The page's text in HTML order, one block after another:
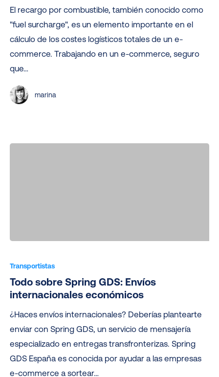
combustible?
El recargo por combustible, también conocido como
"fuel surcharge", es un elemento importante en el
cálculo de los costes logísticos totales de un e-
commerce. Trabajando en un e-commerce, seguro
que…
marina
sobre
Spring
GDS:
Transportistas
Todo sobre Spring GDS: Envíos
internacionales económicos
¿Haces envíos internacionales? Deberías plantearte
enviar con Spring GDS, un servicio de mensajería
especializado en entregas transfronterizas. Spring
GDS España es conocida por ayudar a las empresas
e-commerce a sortear…